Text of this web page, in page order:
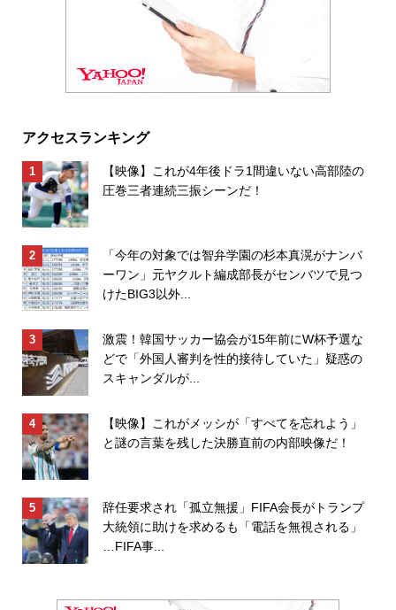
アクセスランキング
【映像】これが4年後ドラ1間違いない高部陸の
圧巻三者連続三振シーンだ！
「今年の対象では智弁学園の杉本真滉がナンバ
ーワン」元ヤクルト編成部長がセンバツで見つ
けたBIG3以外...
激震！韓国サッカー協会が15年前にW杯予選な
どで「外国人審判を性的接待していた」疑惑の
スキャンダルが...
【映像】これがメッシが「すべてを忘れよう」
と謎の言葉を残した決勝直前の内部映像だ！
辞任要求され「孤立無援」FIFA会長がトランプ
大統領に助けを求めるも「電話を無視される」
…FIFA事...